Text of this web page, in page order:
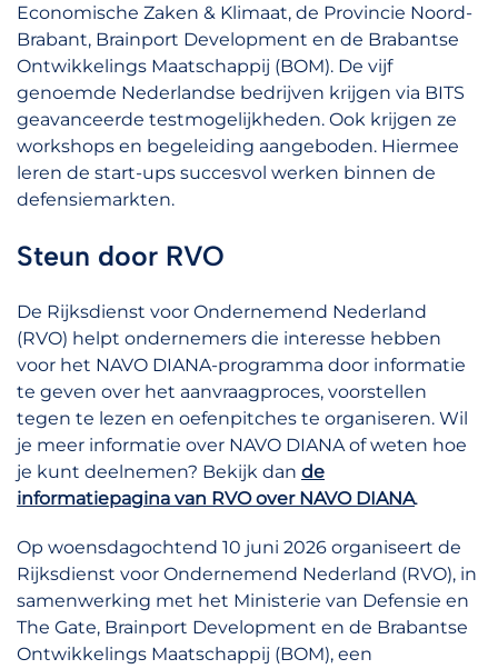
Economische Zaken & Klimaat, de Provincie Noord-
Brabant, Brainport Development en de Brabantse
Ontwikkelings Maatschappij (BOM). De vijf
genoemde Nederlandse bedrijven krijgen via BITS
geavanceerde testmogelijkheden. Ook krijgen ze
workshops en begeleiding aangeboden. Hiermee
leren de start-ups succesvol werken binnen de
defensiemarkten.
Steun door RVO
De Rijksdienst voor Ondernemend Nederland
(RVO) helpt ondernemers die interesse hebben
voor het NAVO DIANA-programma door informatie
te geven over het aanvraagproces, voorstellen
tegen te lezen en oefenpitches te organiseren. Wil
je meer informatie over NAVO DIANA of weten hoe
je kunt deelnemen? Bekijk dan de
informatiepagina van RVO over NAVO DIANA.
Op woensdagochtend 10 juni 2026 organiseert de
Rijksdienst voor Ondernemend Nederland (RVO), in
samenwerking met het Ministerie van Defensie en
The Gate, Brainport Development en de Brabantse
Ontwikkelings Maatschappij (BOM), een